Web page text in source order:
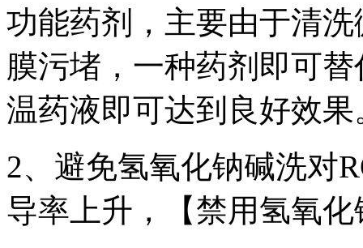
功能药剂，主要由于清
膜污堵，一种药剂即可
温药液即可达到良好效果
2、避免氢氧化钠碱洗对
导率上升，【禁用氢氧